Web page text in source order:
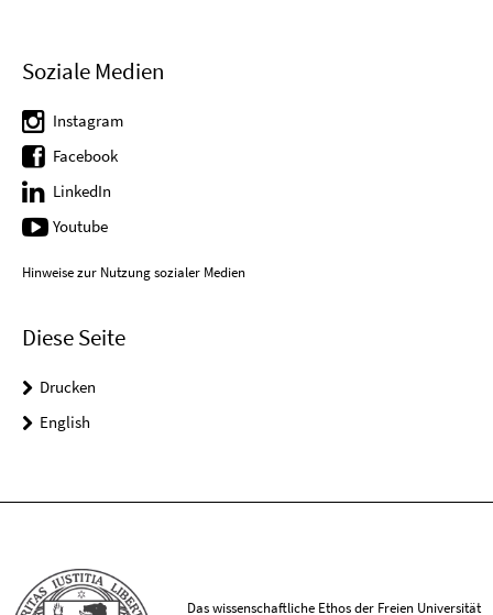
Soziale Medien
Instagram
Facebook
LinkedIn
Youtube
Hinweise zur Nutzung sozialer Medien
Diese Seite
Drucken
English
Das wissenschaftliche Ethos der Freien Universität